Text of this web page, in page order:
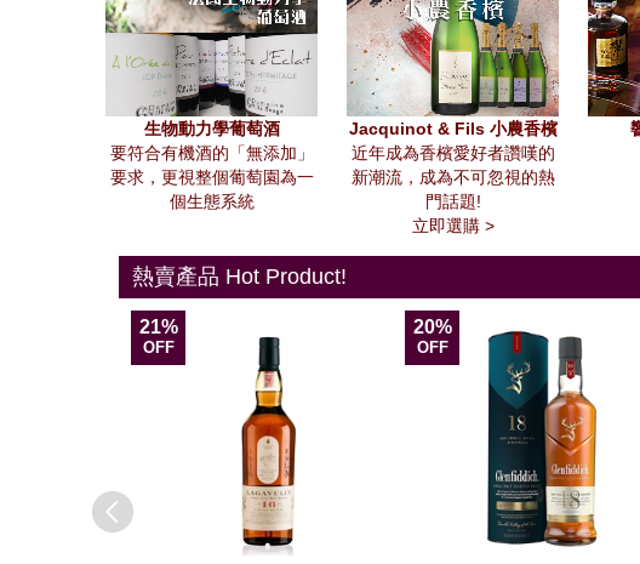
生物動力學葡萄酒
要符合有機酒的「無添加」
要求，更視整個葡萄園為一
個生態系統
Jacquinot & Fils 小農香檳
近年成為香檳愛好者讚嘆的
新潮流，成為不可忽視的熱
門話題!
立即選購 >
熱賣產品 Hot Product!
21%
OFF
20%
OFF